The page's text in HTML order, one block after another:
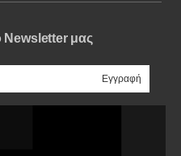
Newsletter μας